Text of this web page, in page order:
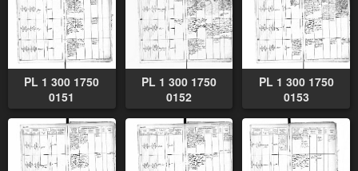
PL 1 300 1750
0151
PL 1 300 1750
0152
PL 1 300 1750
0153